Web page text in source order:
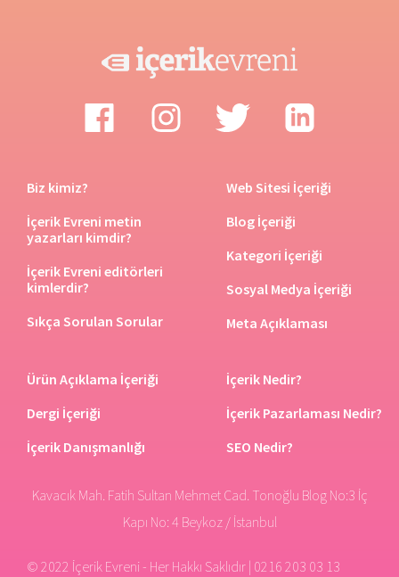
Biz kimiz?
İçerik Evreni metin
yazarları kimdir?
İçerik Evreni editörleri
kimlerdir?
Sıkça Sorulan Sorular
Web Sitesi İçeriği
Blog İçeriği
Kategori İçeriği
Sosyal Medya İçeriği
Meta Açıklaması
Ürün Açıklama İçeriği
Dergi İçeriği
İçerik Danışmanlığı
İçerik Nedir?
İçerik Pazarlaması Nedir?
SEO Nedir?
Kavacık Mah. Fatih Sultan Mehmet Cad. Tonoğlu Blog No:3 İç
Kapı No: 4 Beykoz / İstanbul
© 2022 İçerik Evreni - Her Hakkı Saklıdır | 0216 203 03 13